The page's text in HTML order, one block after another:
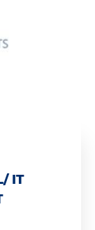
IT